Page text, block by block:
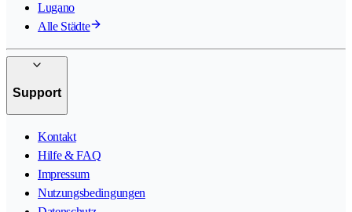
Lugano
Alle Städte
Support
Kontakt
Hilfe & FAQ
Impressum
Nutzungsbedingungen